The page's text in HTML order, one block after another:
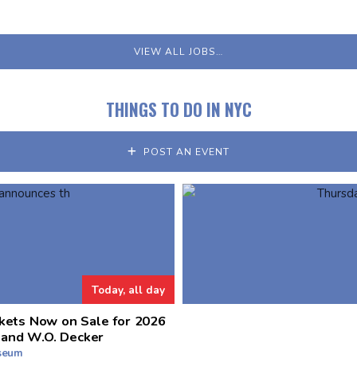
VIEW ALL JOBS…
THINGS TO DO IN NYC
POST AN EVENT
Today, all day
Now on Sale for 2026
W.O. Decker